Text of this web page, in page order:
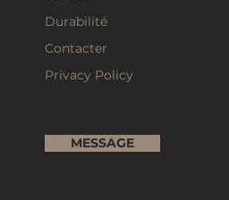
Durabilité
Contacter
Privacy Policy
MESSAGE